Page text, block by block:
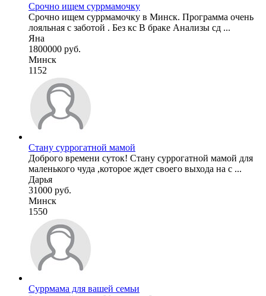
Срочно ищем суррмамочку
Срочно ищем суррмамочку в Минск. Программа очень
лояльная с заботой . Без кс В браке Анализы сд ...
Яна
1800000 руб.
Минск
1152
Стану суррогатной мамой
Доброго времени суток! Стану суррогатной мамой для
маленького чуда ,которое ждет своего выхода на с ...
Дарья
31000 руб.
Минск
1550
Суррмама для вашей семьи